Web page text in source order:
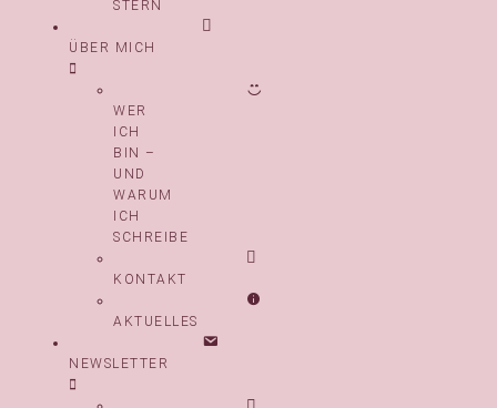
STERN
ÜBER MICH
WER
ICH
BIN –
UND
WARUM
ICH
SCHREIBE
KONTAKT
AKTUELLES
NEWSLETTER